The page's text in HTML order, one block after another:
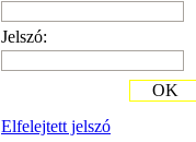
Jelszó:
Elfelejtett jelszó
OK